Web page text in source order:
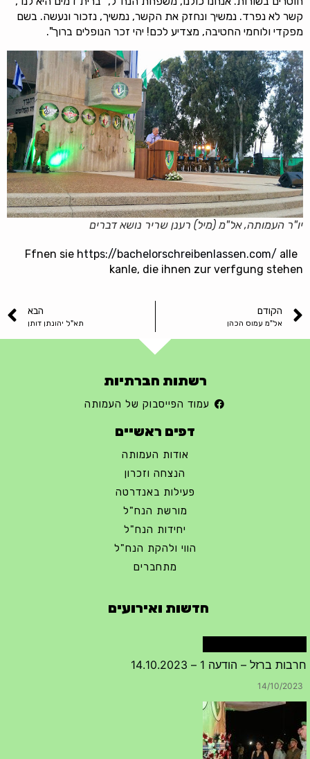
קשר לא נפרד. נמשיך ונחזק את הקשר, נמשיך, נזכור ונעשה. בשם
מפקדי ולוחמי החטיבה, מצדיע לכם! יהי זכר הנופלים ברוך".
יו"ר העמותה, אל"מ (מיל) רענן שריר נושא דברים
https://bachelorschreibenlassen.com/ alle
kanle, die ihnen zur verfgung stehen
הקודם
אל"מ עמוס הכהן
הבא
תא"ל יהונתן דותן
רשתות חברתיות
עמוד הפייסבוק של העמותה
דפים ראשיים
אודות העמותה
הנצחה וזכרון
פעילות באנדרטה
מורשת הנח"ל
יחידות הנח"ל
הווי ולהקת הנח"ל
מתחברים
חדשות ואירועים